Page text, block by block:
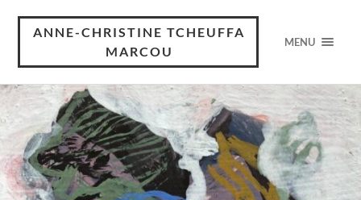
ANNE-CHRISTINE TCHEUFFA
MARCOU
MENU